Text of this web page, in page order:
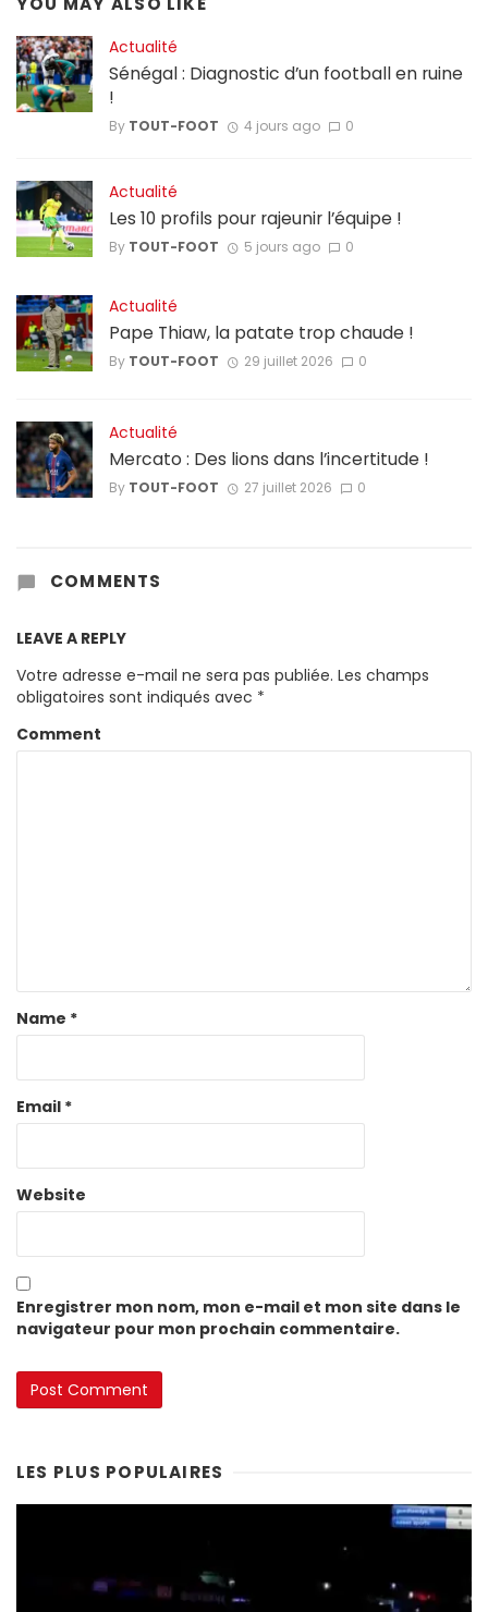
Actualité
Sénégal : Diagnostic d’un football en ruine
!
By TOUT-FOOT 4 jours ago 0
Actualité
Les 10 profils pour rajeunir l’équipe !
By TOUT-FOOT 5 jours ago 0
Actualité
Pape Thiaw, la patate trop chaude !
By TOUT-FOOT 29 juillet 2026 0
Actualité
Mercato : Des lions dans l’incertitude !
By TOUT-FOOT 27 juillet 2026 0
COMMENTS
LEAVE A REPLY
Votre adresse e-mail ne sera pas publiée. Les champs
obligatoires sont indiqués avec *
Comment
Name *
Email *
Website
Enregistrer mon nom, mon e-mail et mon site dans le
navigateur pour mon prochain commentaire.
LES PLUS POPULAIRES